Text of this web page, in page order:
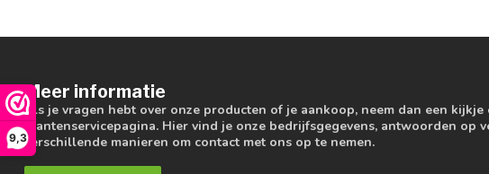
9,3
Meer informatie
Als je vragen hebt over onze producten of je aankoop, neem dan een kijkje
klantenservicepagina. Hier vind je onze bedrijfsgegevens, antwoorden op
verschillende manieren om contact met ons op te nemen.